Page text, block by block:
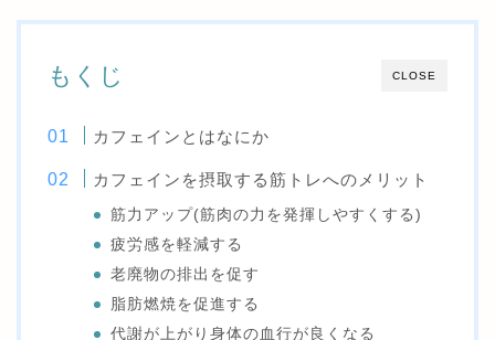
CLOSE
もくじ
カフェインとはなにか
カフェインを摂取する筋トレへのメリット
筋力アップ(筋肉の力を発揮しやすくする)
疲労感を軽減する
老廃物の排出を促す
脂肪燃焼を促進する
代謝が上がり身体の血行が良くなる